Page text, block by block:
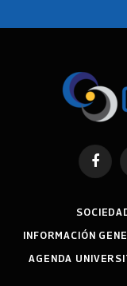
INFORMACIÓN
AGENDA